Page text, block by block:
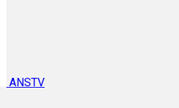
ANSTV